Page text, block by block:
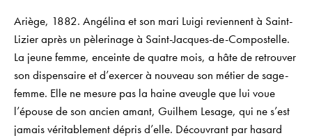
Ariège, 1882. Angélina et son mari Luigi reviennent à Saint-
Lizier après un pèlerinage à Saint-Jacques-de-Compostelle.
La jeune femme, enceinte de quatre mois, a hâte de retrouver
son dispensaire et d’exercer à nouveau son métier de sage-
femme. Elle ne mesure pas la haine aveugle que lui voue
l’épouse de son ancien amant, Guilhem Lesage, qui ne s’est
jamais véritablement dépris d’elle. Découvrant par hasard